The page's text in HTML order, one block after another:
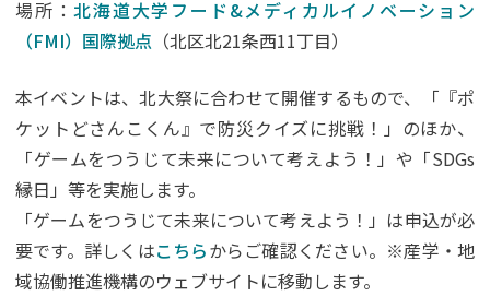
場所：北海道大学フード&メディカルイノベーション
（FMI）国際拠点 （北区北21条西11丁目）
本イベントは、北大祭に合わせて開催するもので、「『ポ
ケットどさんこくん』で防災クイズに挑戦！」のほか、
「ゲームをつうじて未来について考えよう！」や「SDGs
縁日」等を実施します。
「ゲームをつうじて未来について考えよう！」は申込が必
要です。詳しくはこちらからご確認ください。※産学・地
域協働推進機構のウェブサイトに移動します。